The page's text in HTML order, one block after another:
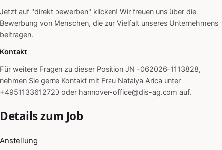
Jetzt auf "direkt bewerben" klicken! Wir freuen uns über die
Bewerbung von Menschen, die zur Vielfalt unseres Unternehmens
beitragen.
Kontakt
Für weitere Fragen zu dieser Position JN -062026-1113828,
nehmen Sie gerne Kontakt mit Frau Natalya Arica unter
+4951133612720 oder hannover-office@dis-ag.com auf.
Details zum Job
Anstellung